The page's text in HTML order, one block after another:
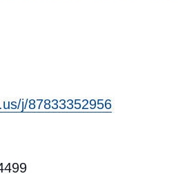
j/87833352956